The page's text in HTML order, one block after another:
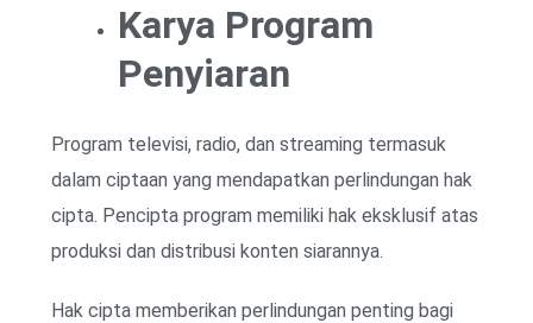
Karya Program
Penyiaran
Program televisi, radio, dan streaming termasuk
dalam ciptaan yang mendapatkan perlindungan hak
cipta. Pencipta program memiliki hak eksklusif atas
produksi dan distribusi konten siarannya.
Hak cipta memberikan perlindungan penting bagi